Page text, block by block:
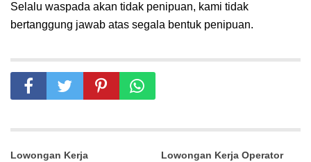
Selalu waspada akan tidak penipuan, kami tidak
bertanggung jawab atas segala bentuk penipuan.
Lowongan Kerja
Lowongan Kerja Operator